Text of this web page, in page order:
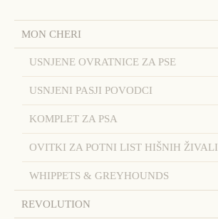
MON CHERI
USNJENE OVRATNICE ZA PSE
USNJENI PASJI POVODCI
KOMPLET ZA PSA
OVITKI ZA POTNI LIST HIŠNIH ŽIVALI
WHIPPETS & GREYHOUNDS
REVOLUTION